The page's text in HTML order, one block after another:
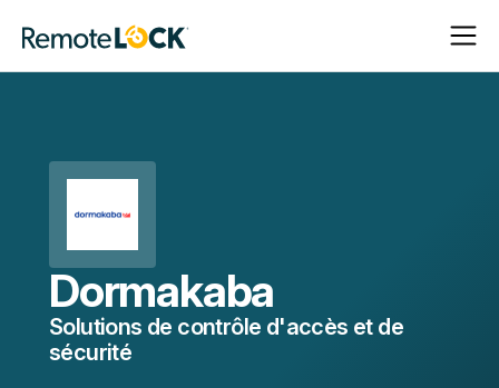
Page
d'accueil
Ouvrir
Fermer
Dormakaba
Solutions de contrôle d'accès et de
sécurité